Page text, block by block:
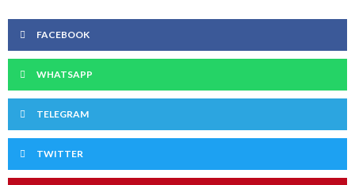
FACEBOOK
WHATSAPP
TELEGRAM
TWITTER